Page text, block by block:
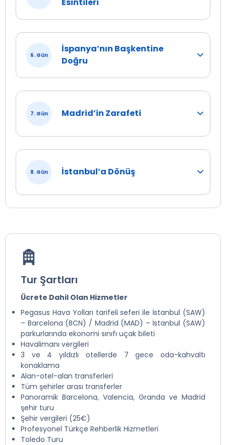
Esintileri
6. Gün
İspanya’nın Başkentine
Doğru
7. Gün Madrid’in Zarafeti
8. Gün İstanbul’a Dönüş
Tur Şartları
Ücrete Dahil Olan Hizmetler
Pegasus Hava Yolları tarifeli seferi ile İstanbul (SAW)
– Barcelona (BCN) / Madrid (MAD) – İstanbul (SAW)
parkurlarında ekonomi sınıfı uçak bileti
Havalimanı vergileri
3 ve 4 yıldızlı otellerde 7 gece oda-kahvaltı
konaklama
Alan-otel-alan transferleri
Tüm şehirler arası transferler
Panoramik Barcelona, Valencia, Granda ve Madrid
şehir turu
Şehir vergileri (25€)
Profesyonel Türkçe Rehberlik Hizmetleri
Toledo Turu